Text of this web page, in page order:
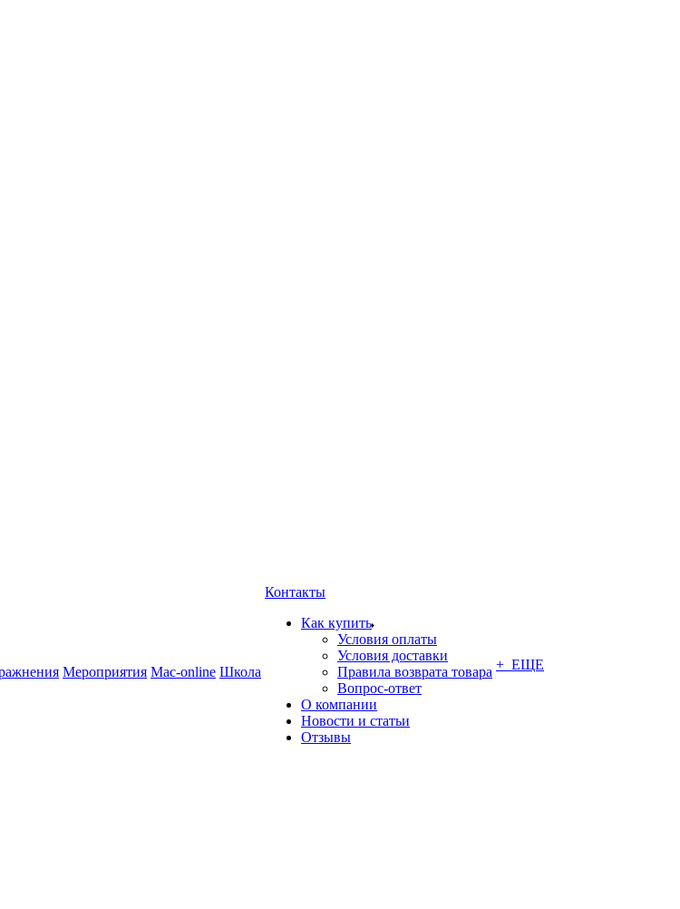
Мероприятия Mac-online Школа
Контакты
Как купить
Условия оплаты
Условия доставки
Правила возврата товара
Вопрос-ответ
О компании
Новости и статьи
Отзывы
+ ЕЩЕ